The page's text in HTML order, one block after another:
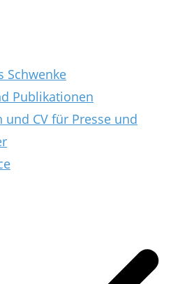
Schwenke
Publikationen
und CV für Presse und